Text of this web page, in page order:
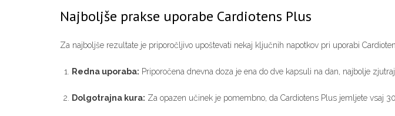
Najboljše prakse uporabe Cardiotens Plus
Za najboljše rezultate je priporočljivo upoštevati nekaj ključnih napotkov pri uporabi
Redna uporaba: Priporočena dnevna doza je ena do dve kapsuli na dan, najbolje
Dolgotrajna kura: Za opazen učinek je pomembno, da Cardiotens Plus jemljete vsaj